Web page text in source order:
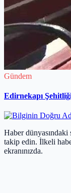
Gündem
Edirnekapı
Haber dünyasındaki
takip edin. İlkeli
ekranınızda.